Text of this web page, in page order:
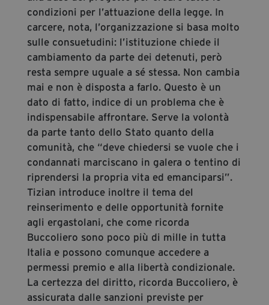
condizioni per l’attuazione della legge. In
carcere, nota, l’organizzazione si basa molto
sulle consuetudini: l’istituzione chiede il
cambiamento da parte dei detenuti, però
resta sempre uguale a sé stessa. Non cambia
mai e non è disposta a farlo. Questo è un
dato di fatto, indice di un problema che è
indispensabile affrontare. Serve la volontà
da parte tanto dello Stato quanto della
comunità, che “deve chiedersi se vuole che i
condannati marciscano in galera o tentino di
riprendersi la propria vita ed emanciparsi”.
Tizian introduce inoltre il tema del
reinserimento e delle opportunità fornite
agli ergastolani, che come ricorda
Buccoliero sono poco più di mille in tutta
Italia e possono comunque accedere a
permessi premio e alla libertà condizionale.
La certezza del diritto, ricorda Buccoliero, è
assicurata dalle sanzioni previste per